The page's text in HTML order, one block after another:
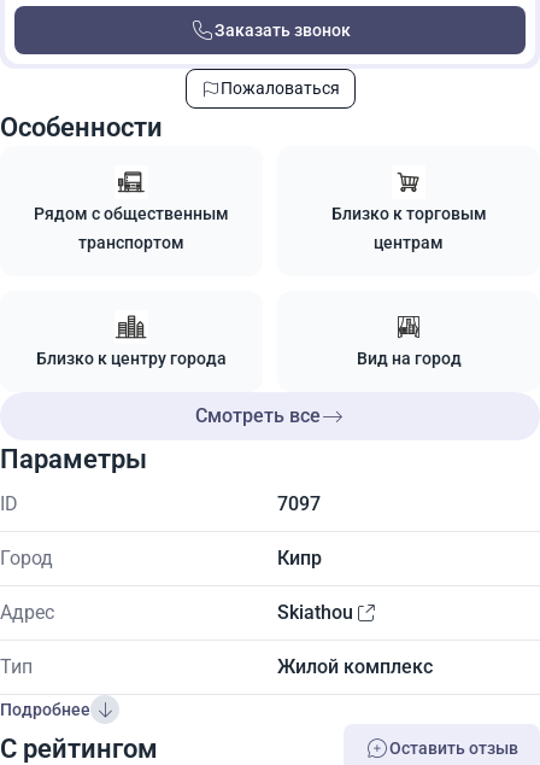
Заказать звонок
Пожаловаться
Особенности
Рядом с общественным
транспортом
Близко к торговым
центрам
Близко к центру города Вид на город
Смотреть все
Параметры
ID 7097
Город Кипр
Адрес Skiathou
Тип Жилой комплекс
Подробнее
C рейтингом Оставить отзыв